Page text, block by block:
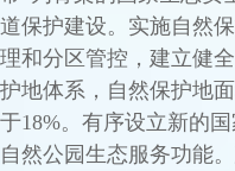
道保护建设。实施自然
理和分区管控，建立健
护地体系，自然保护地
于18%。有序设立新的
自然公园生态服务功能